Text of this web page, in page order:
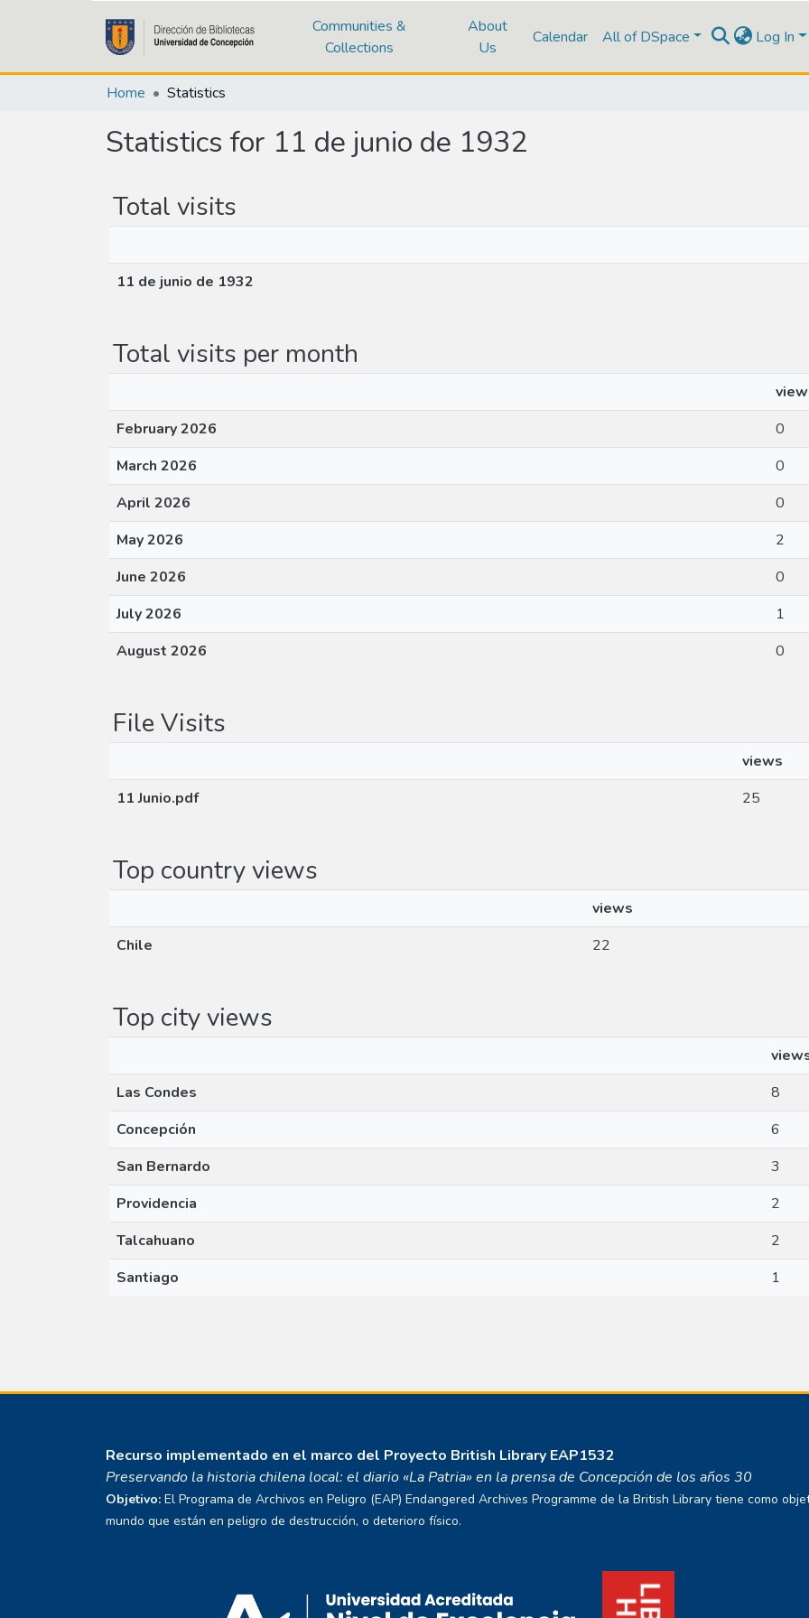
Communities &
Collections
About
Us
Calendar All of DSpace Log In
Home Statistics
Statistics for 11 de junio de 1932
Total visits
11 de junio de 1932
Total visits per month
February 2026
0
March 2026
0
April 2026
0
May 2026
2
June 2026
0
July 2026
1
August 2026
0
File Visits
views
11 Junio.pdf
25
Top country views
views
Chile
22
Top city views
Las Condes
8
Concepción
6
San Bernardo
3
Providencia
2
Talcahuano
2
Santiago
1
Recurso implementado en el marco del Proyecto British Library EAP1532
Preservando la historia chilena local: el diario «La Patria» en la prensa de Concepción de los años 30
Objetivo: El Programa de Archivos en Peligro (EAP) Endangered Archives Programme de la British Library tiene como
mundo que están en peligro de destrucción, o deterioro físico.